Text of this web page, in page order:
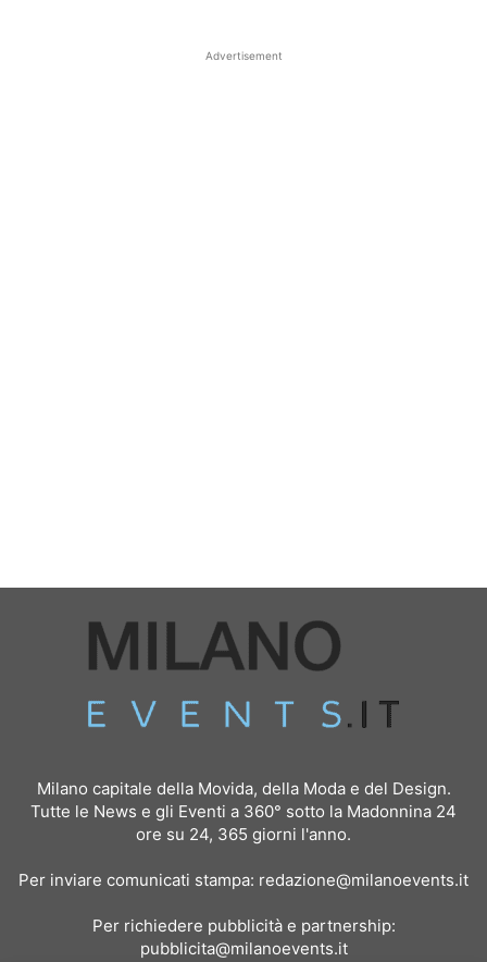
Advertisement
Milano capitale della Movida, della Moda e del Design.
Tutte le News e gli Eventi a 360° sotto la Madonnina 24
ore su 24, 365 giorni l'anno.
Per inviare comunicati stampa: redazione@milanoevents.it
Per richiedere pubblicità e partnership:
pubblicita@milanoevents.it